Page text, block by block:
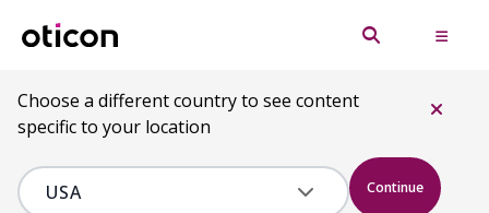
Choose a different country to see content
specific to your location
Continue